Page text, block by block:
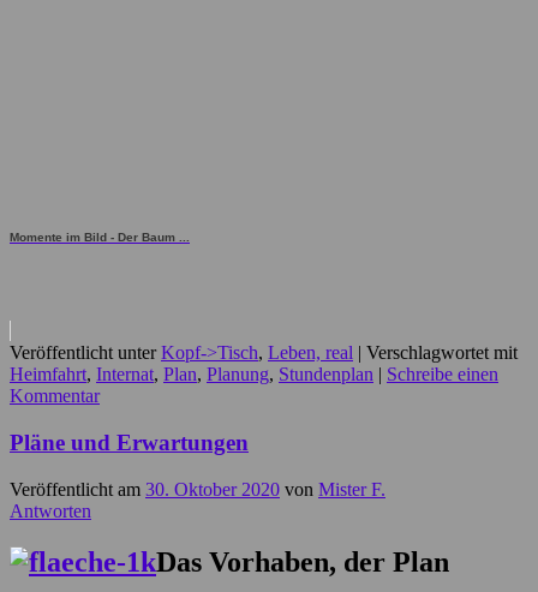
Momente im Bild - Der Baum ...
Veröffentlicht unter Kopf->Tisch, Leben, real | Verschlagwortet mit
Heimfahrt, Internat, Plan, Planung, Stundenplan | Schreibe einen
Kommentar
Pläne und Erwartungen
Veröffentlicht am 30. Oktober 2020 von Mister F.
Antworten
Das Vorhaben, der Plan